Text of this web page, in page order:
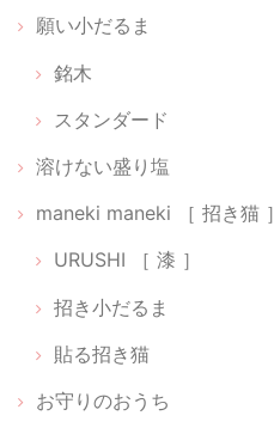
銀
願い小だるま
銘木
スタンダード
溶けない盛り塩
maneki maneki ［ 招き猫 ］
URUSHI ［ 漆 ］
招き小だるま
貼る招き猫
お守りのおうち